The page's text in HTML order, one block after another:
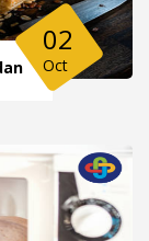
02
Oct